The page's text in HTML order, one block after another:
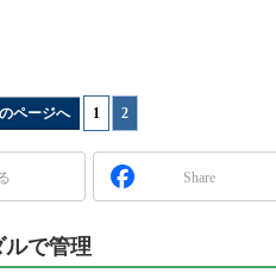
を「数字」で回してみよう
バズワード ～Behind the
10年で起こったこと、次の10年
分解で探るアジアの新トレンド
ページへ 1 2
Share
で管理